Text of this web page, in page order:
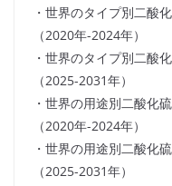
・世界のタイプ別二酸
（2020年-2024年）
・世界のタイプ別二酸
（2025-2031年）
・世界の用途別二酸化
（2020年-2024年）
・世界の用途別二酸化
（2025-2031年）